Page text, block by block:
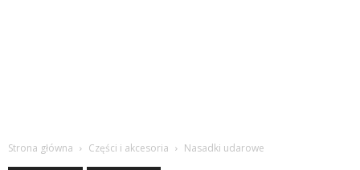
Strona główna Części i akcesoria Nasadki udarowe